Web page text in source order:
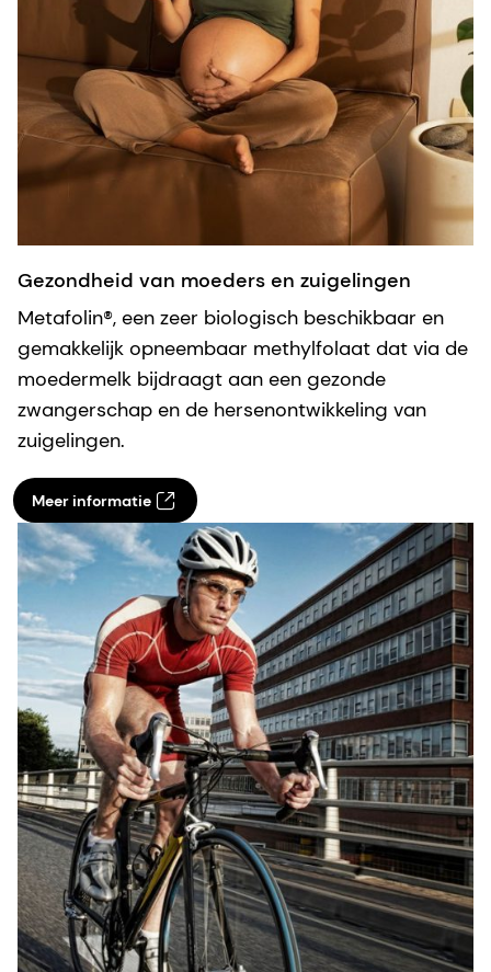
Gezondheid van moeders en zuigelingen
Metafolin®, een zeer biologisch beschikbaar en
gemakkelijk opneembaar methylfolaat dat via de
moedermelk bijdraagt aan een gezonde
zwangerschap en de hersenontwikkeling van
zuigelingen.
Meer informatie